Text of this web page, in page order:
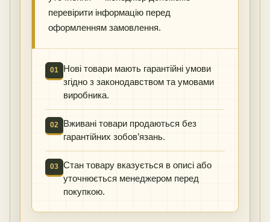
перевірити інформацію перед
оформленням замовлення.
01
Нові товари мають гарантійні умови
згідно з законодавством та умовами
виробника.
02
Вживані товари продаються без
гарантійних зобов’язань.
03 Стан товару вказується в описі або
уточнюється менеджером перед
покупкою.